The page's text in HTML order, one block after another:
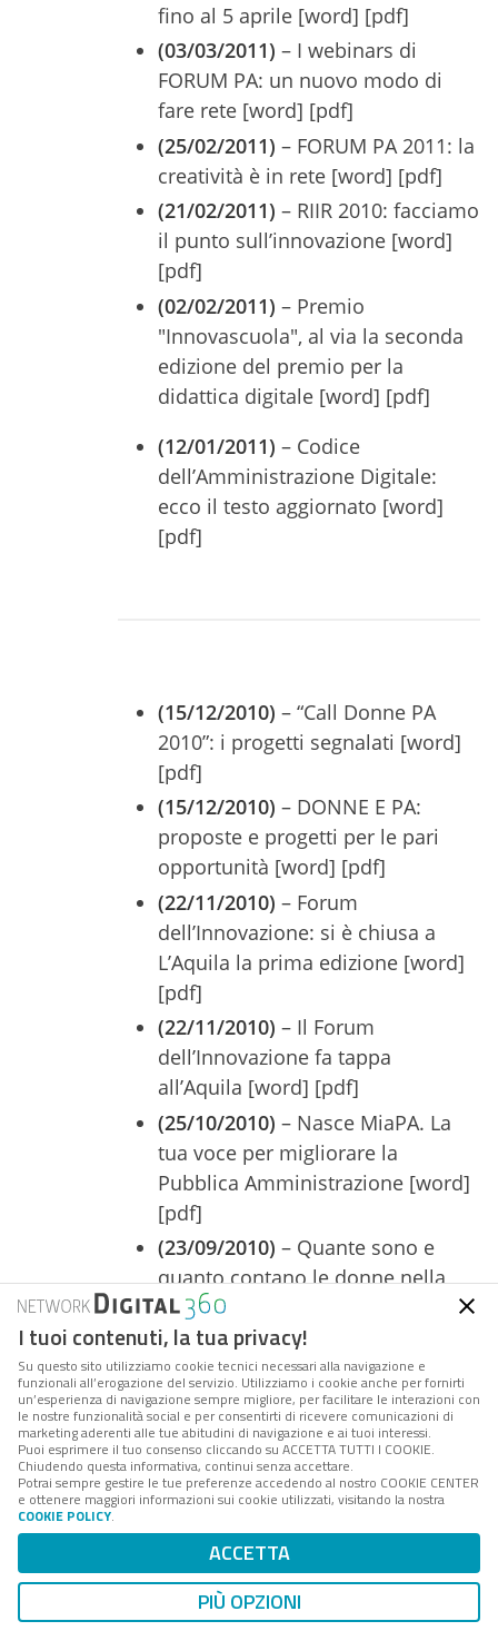
fino al 5 aprile [word] [pdf]
(03/03/2011) – I webinars di
FORUM PA: un nuovo modo di
fare rete [word] [pdf]
(25/02/2011) – FORUM PA 2011: la
creatività è in rete [word] [pdf]
(21/02/2011) – RIIR 2010: facciamo
il punto sull’innovazione [word]
[pdf]
(02/02/2011) – Premio
"Innovascuola", al via la seconda
edizione del premio per la
didattica digitale [word] [pdf]
(12/01/2011) – Codice
dell’Amministrazione Digitale:
ecco il testo aggiornato [word]
[pdf]
(15/12/2010) – “Call Donne PA
2010”: i progetti segnalati [word]
[pdf]
(15/12/2010) – DONNE E PA:
proposte e progetti per le pari
opportunità [word] [pdf]
(22/11/2010) – Forum
dell’Innovazione: si è chiusa a
L’Aquila la prima edizione [word]
[pdf]
(22/11/2010) – Il Forum
dell’Innovazione fa tappa
all’Aquila [word] [pdf]
(25/10/2010) – Nasce MiaPA. La
tua voce per migliorare la
Pubblica Amministrazione [word]
[pdf]
(23/09/2010) – Quante sono e
quanto contano le donne nella
Pubblica Amministrazione italiana
[word] [pdf]
(30/06/2010)– Imparare a tagliare
le spese: al via il primo corso in
rete per dirigenti, amministratori
e funzionari pubblici [word] [pdf]
(21/05/2010)– Chiude FORUM PA
2010: un’edizione da record
[word]
(20/05/2010)– L’impiegato
pubblico sempre più digitale,
I tuoi contenuti, la tua privacy!
Su questo sito utilizziamo cookie tecnici necessari alla navigazione e
funzionali all’erogazione del servizio. Utilizziamo i cookie anche per fornirti
un’esperienza di navigazione sempre migliore, per facilitare le interazioni con
le nostre funzionalità social e per consentirti di ricevere comunicazioni di
marketing aderenti alle tue abitudini di navigazione e ai tuoi interessi.
Puoi esprimere il tuo consenso cliccando su ACCETTA TUTTI I COOKIE.
Chiudendo questa informativa, continui senza accettare.
Potrai sempre gestire le tue preferenze accedendo al nostro COOKIE CENTER
e ottenere maggiori informazioni sui cookie utilizzati, visitando la nostra
COOKIE POLICY.
ACCETTA
PIÙ OPZIONI